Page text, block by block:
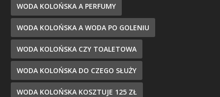
WODA KOLOŃSKA A PERFUMY
WODA KOLOŃSKA A WODA PO GOLENIU
WODA KOLOŃSKA CZY TOALETOWA
WODA KOLOŃSKA DO CZEGO SŁUŻY
WODA KOLOŃSKA KOSZTUJE 125 ZŁ